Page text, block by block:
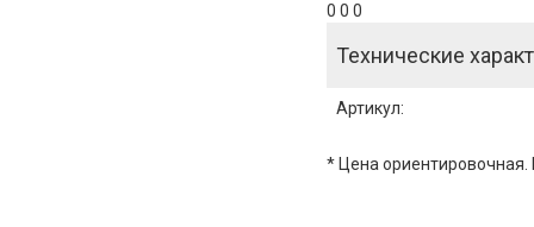
0 0 0
Технические
Артикул:
* Цена ориентировочная.